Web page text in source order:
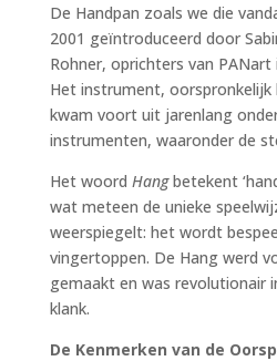
De Handpan zoals we die
2001 geïntroduceerd door
Rohner, oprichters van
Het instrument, oorspronkelijk
kwam voort uit jarenlang
instrumenten, waaronder de
Het woord Hangbetekent
wat meteen de unieke
weerspiegelt: het wordt
vingertoppen. De Hang werd
gemaakt en was revolutionair
klank.
De Kenmerken van de